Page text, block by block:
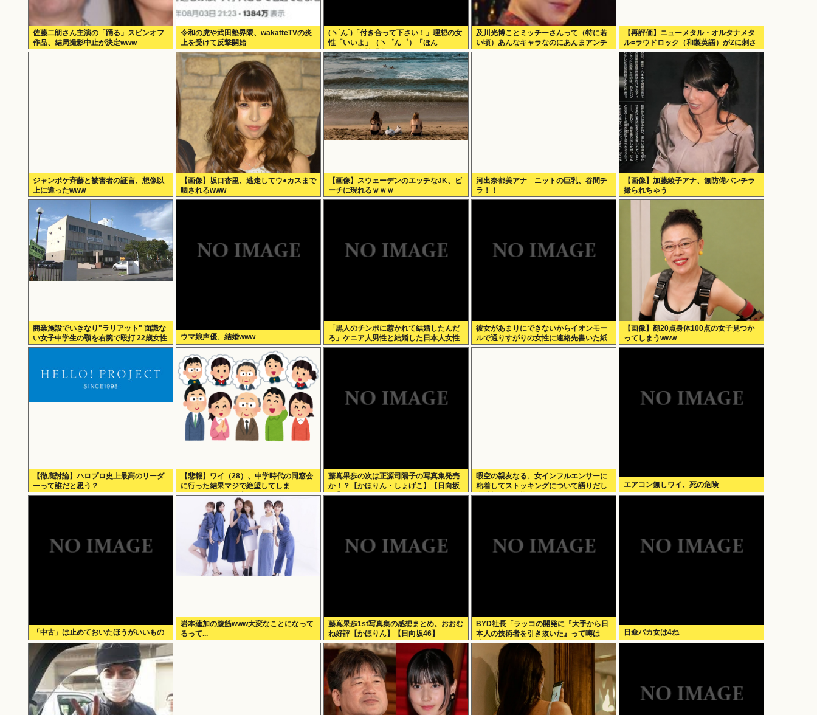
佐藤二朗さん主演の「踊る」スピンオフ
作品、結局撮影中止が決定www
令和の虎や武田塾界隈、wakatteTVの炎
上を受けて反撃開始
(ヽ´ん`)「付き合って下さい！」理想の女
性「いいよ」（ヽ゜ん゜）「ほん
と！？」女性「私のうんち食べたらね」
及川光博ことミッチーさんって（特に若
い頃）あんなキャラなのにあんまアンチ
おらんよな、男でも
【再評価】ニューメタル・オルタナメタ
ル=ラウドロック（和製英語）がZに刺さ
ってるらしい。お前らがキッズの頃好き
だったバンドは何？
ジャンポケ斉藤と被害者の証言、想像以
上に違ったwww
【画像】坂口杏里、逃走してウ●カスまで
晒されるwww
【画像】スウェーデンのエッチなJK、ビ
ーチに現れるｗｗｗ
河出奈都美アナ ニットの巨乳、谷間チ
ラ！！
【画像】加藤綾子アナ、無防備パンチラ
撮られちゃう
商業施設でいきなり"ラリアット" 面識な
い女子中学生の顎を右腕で殴打 22歳女性
を暴行容疑で逮捕
ウマ娘声優、結婚www
「黒人のチンポに惹かれて結婚したんだ
ろ」ケニア人男性と結婚した日本人女性
（31）に”誹謗中傷”殺到
彼女があまりにできないからイオンモー
ルで通りすがりの女性に連絡先書いた紙
渡すよ
【画像】顔20点身体100点の女子見つか
ってしまうwww
【徹底討論】ハロプロ史上最高のリーダ
ーって誰だと思う？
【悲報】ワイ（28）、中学時代の同窓会
に行った結果マジで絶望してしま
う・・・・・・理由がこち
ら・・・・・・
藤嶌果歩の次は正源司陽子の写真集発売
か！？【かほりん・しょげこ】【日向坂
46】
暇空の親友なる、女インフルエンサーに
粘着してストッキングについて語りだし
嫌儲卿として格を見せつける
エアコン無しワイ、死の危険
「中古」は止めておいたほうがいいもの
岩本蓮加の腹筋www大変なことになって
るって...
藤嶌果歩1st写真集の感想まとめ。おおむ
ね好評【かほりん】【日向坂46】
BYD社長「ラッコの開発に『大手から日
本人の技術者を引き抜いた』って噂は
嘘。開発チームに日本人は0人です」
日傘バカ女は4ね